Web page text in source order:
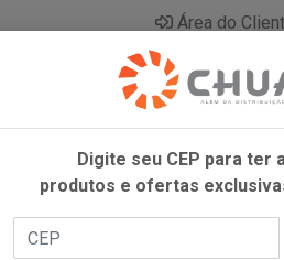
Área do
Digite seu CEP para ter
produtos e ofertas